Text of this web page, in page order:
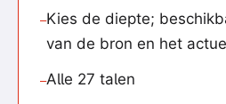
—Kies de diepte;
van de bron en het
—Alle 27 talen